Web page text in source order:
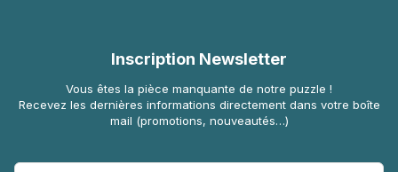
Inscription Newsletter
Vous êtes la pièce manquante de notre puzzle !
Recevez les dernières informations directement dans votre boîte
mail (promotions, nouveautés…)